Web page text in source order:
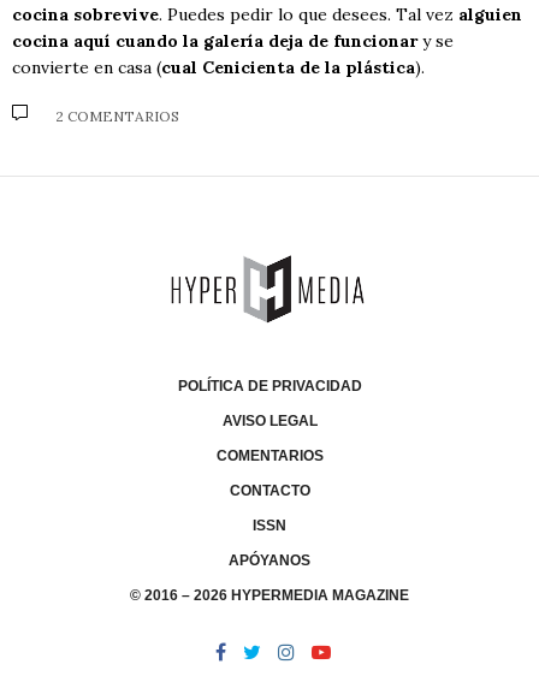
cocina sobrevive. Puedes pedir lo que desees. Tal vez alguien
cocina aquí cuando la galería deja de funcionary se
convierte en casa (cual Cenicienta de la plástica).
2 COMENTARIOS
POLÍTICA DE PRIVACIDAD
AVISO LEGAL
COMENTARIOS
CONTACTO
ISSN
APÓYANOS
© 2016 – 2026 HYPERMEDIA MAGAZINE